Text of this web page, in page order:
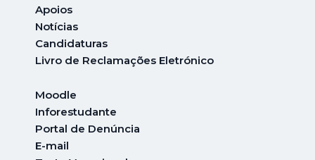
Apoios
Notícias
Candidaturas
Livro de Reclamações Eletrónico
Moodle
Inforestudante
Portal de Denúncia
E-mail